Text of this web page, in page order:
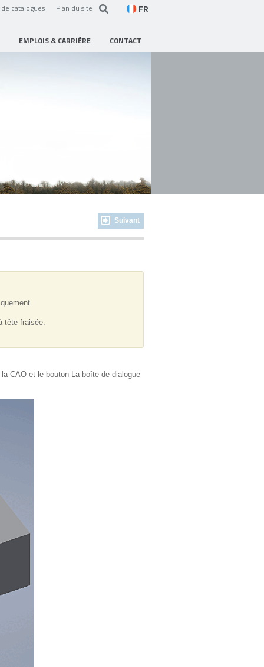
catalogues Plan du site FR
EMPLOIS & CARRIÈRE CONTACT
Suivant
tête fraisée.
CAO et le bouton La boîte de dialogue